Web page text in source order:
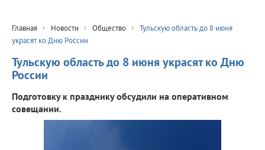
Главная Новости Общество
Тульскую область до 8 июня
украсят ко Дню России
Тульскую область до 8 июня украсят ко Дню
России
Подготовку к празднику обсудили на оперативном
совещании.